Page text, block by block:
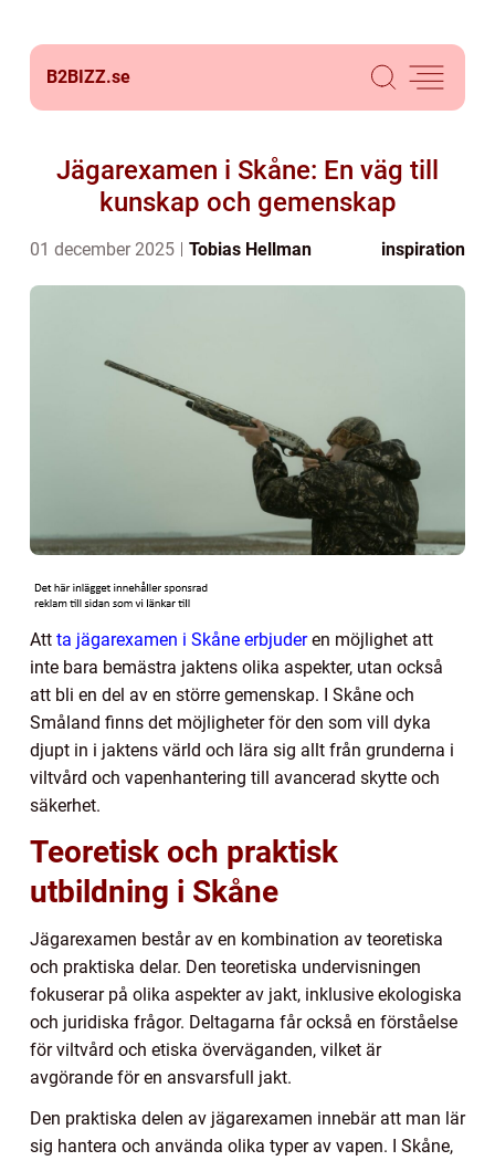
B2BIZZ.se
Jägarexamen i Skåne: En väg till
kunskap och gemenskap
01 december 2025 Tobias Hellman inspiration
Att ta jägarexamen i Skåne erbjuderen möjlighet att
inte bara bemästra jaktens olika aspekter, utan också
att bli en del av en större gemenskap. I Skåne och
Småland finns det möjligheter för den som vill dyka
djupt in i jaktens värld och lära sig allt från grunderna i
viltvård och vapenhantering till avancerad skytte och
säkerhet.
Teoretisk och praktisk
utbildning i Skåne
Jägarexamen består av en kombination av teoretiska
och praktiska delar. Den teoretiska undervisningen
fokuserar på olika aspekter av jakt, inklusive ekologiska
och juridiska frågor. Deltagarna får också en förståelse
för viltvård och etiska överväganden, vilket är
avgörande för en ansvarsfull jakt.
Den praktiska delen av jägarexamen innebär att man lär
sig hantera och använda olika typer av vapen. I Skåne,